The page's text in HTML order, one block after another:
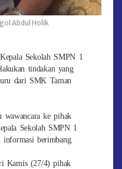
Abdul Holik
Sekolah SMPN 1
tindakan yang
dari SMK Taman
wawancara ke pihak
Sekolah SMPN 1
berimbang.
Kamis (27/4) pihak